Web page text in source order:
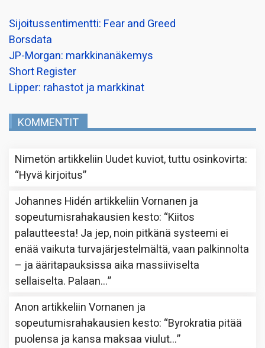
Sijoitussentimentti: Fear and Greed
Borsdata
JP-Morgan: markkinanäkemys
Short Register
Lipper: rahastot ja markkinat
KOMMENTIT
Nimetön artikkeliin Uudet kuviot, tuttu osinkovirta:
“Hyvä kirjoitus”
Johannes Hidén artikkeliinVornanen ja
sopeutumisrahakausien kesto: “Kiitos
palautteesta! Ja jep, noin pitkänä systeemi ei
enää vaikuta turvajärjestelmältä, vaan palkinnolta
– ja ääritapauksissa aika massiiviselta
sellaiselta. Palaan…”
Anon artikkeliinVornanen ja
sopeutumisrahakausien kesto: “Byrokratia pitää
puolensa ja kansa maksaa viulut…”